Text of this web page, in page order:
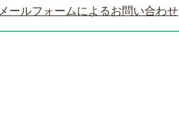
メールフォームによるお問い合わせ